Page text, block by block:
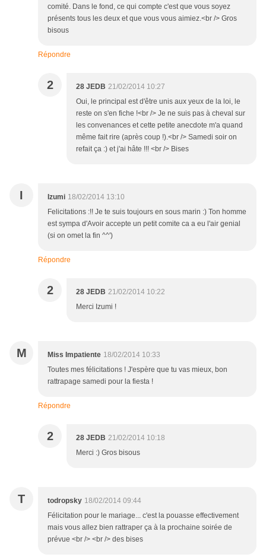
comité. Dans le fond, ce qui compte c'est que vous soyez
présents tous les deux et que vous vous aimiez.<br /> Gros
bisous
Répondre
2 28 JEDB 21/02/2014 10:27
Oui, le principal est d'être unis aux yeux de la loi, le
reste on s'en fiche !<br /> Je ne suis pas à cheval sur
les convenances et cette petite anecdote m'a quand
même fait rire (après coup !).<br /> Samedi soir on
refait ça :) et j'ai hâte !!! <br /> Bises
I Izumi 18/02/2014 13:10
Felicitations :!! Je te suis toujours en sous marin :) Ton homme
est sympa d'Avoir accepte un petit comite ca a eu l'air genial
(si on omet la fin ^^')
Répondre
2 28 JEDB 21/02/2014 10:22
Merci Izumi !
M Miss Impatiente 18/02/2014 10:33
Toutes mes félicitations ! J'espère que tu vas mieux, bon
rattrapage samedi pour la fiesta !
Répondre
2 28 JEDB 21/02/2014 10:18
Merci :) Gros bisous
T todropsky 18/02/2014 09:44
Félicitation pour le mariage... c'est la pouasse effectivement
mais vous allez bien rattraper ça à la prochaine soirée de
prévue <br /> <br /> des bises